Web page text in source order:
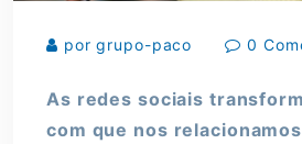
por grupo-paco 0
As redes sociais
com que nos relacionamos